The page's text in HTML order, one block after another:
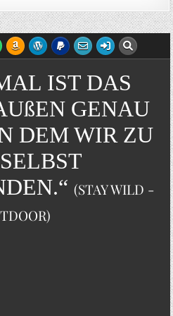
IST DAS
GENAU
DEM WIR ZU
(STAY WILD -